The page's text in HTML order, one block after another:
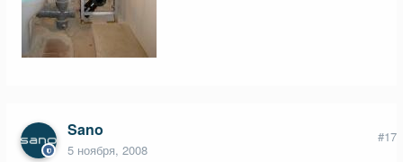
Sano
5 ноября, 2008
#17